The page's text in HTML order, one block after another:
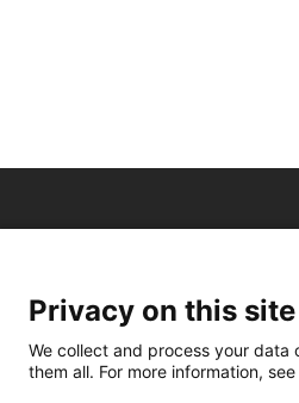
Privacy on this site
We collect and process your data
them all. For more information,